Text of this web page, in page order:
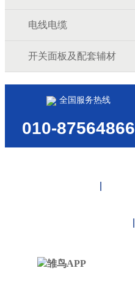
电线电缆
开关面板及配套辅材
全国服务热线
010-87564866